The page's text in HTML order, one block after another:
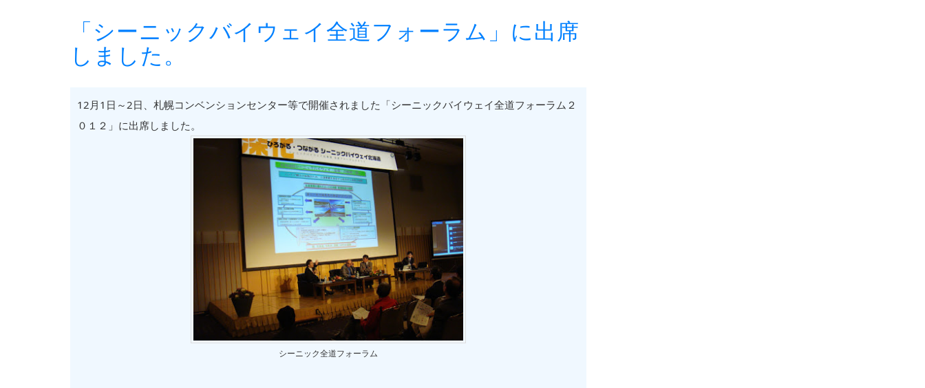
「シーニックバイウェイ全道フォーラム」に出席
しました。
12月1日～2日、札幌コンベンションセンター等で開催されました「シーニックバイウェイ全道フォーラム２
０１２」に出席しました。
シーニック全道フォーラム